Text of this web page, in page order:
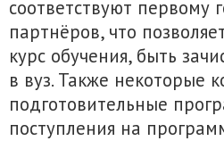
соответствуют первому
партнёров, что
курс обучения, быть
в вуз. Также некоторые
подготовительные
поступления на